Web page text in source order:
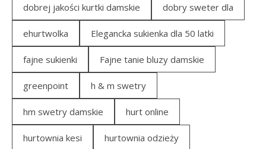
dobrej jakości kurtki damskie dobry sweter dla
ehurtwolka Elegancka sukienka dla 50 latki
fajne sukienki Fajne tanie bluzy damskie
greenpoint h & m swetry
hm swetry damskie hurt online
hurtownia kesi hurtownia odzieży